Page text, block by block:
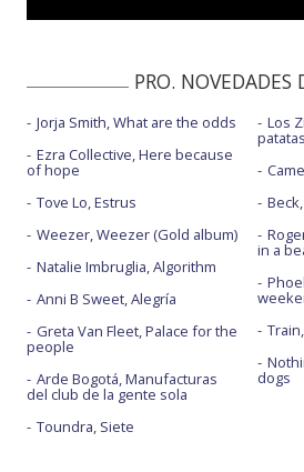
PRO. NOVEDADES
Jorja Smith, What are the odds
Ezra Collective, Here because
of hope
Tove Lo, Estrus
Weezer, Weezer (Gold album)
Natalie Imbruglia, Algorithm
Anni B Sweet, Alegría
Greta Van Fleet, Palace for the
people
Arde Bogotá, Manufacturas
del club de la gente sola
Toundra, Siete
Los
patatas
in a
dogs